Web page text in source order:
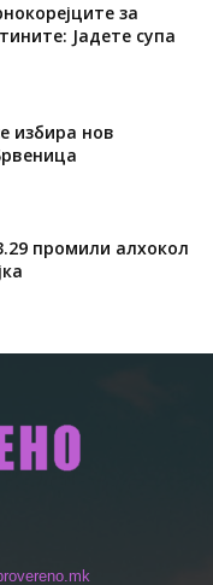
за
Јадете супа
избира нов
промили алхокол